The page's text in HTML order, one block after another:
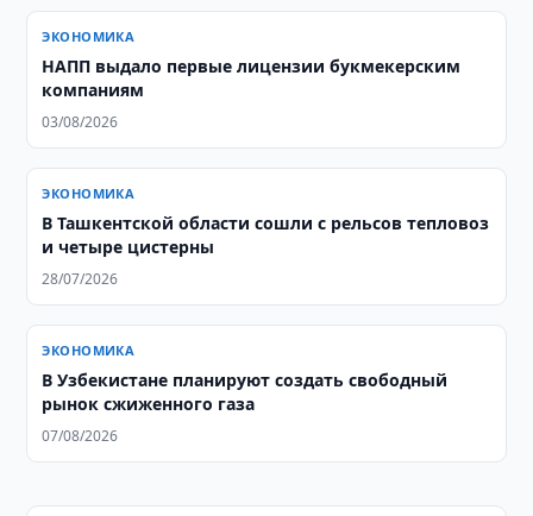
ЭКОНОМИКА
НАПП выдало первые лицензии букмекерским
компаниям
03/08/2026
ЭКОНОМИКА
В Ташкентской области сошли с рельсов тепловоз
и четыре цистерны
28/07/2026
ЭКОНОМИКА
В Узбекистане планируют создать свободный
рынок сжиженного газа
07/08/2026